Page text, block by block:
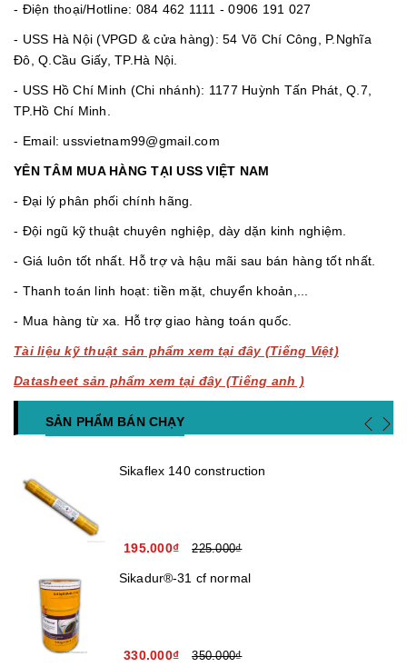
- Điện thoại/Hotline: 084 462 1111 - 0906 191 027
- USS Hà Nội (VPGD & cửa hàng): 54 Võ Chí Công, P.Nghĩa
Đô, Q.Cầu Giấy, TP.Hà Nội.
- USS Hồ Chí Minh (Chi nhánh): 1177 Huỳnh Tấn Phát, Q.7,
TP.Hồ Chí Minh.
- Email: ussvietnam99@gmail.com
YÊN TÂM MUA HÀNG TẠI USS VIỆT NAM
- Đại lý phân phối chính hãng.
- Đội ngũ kỹ thuật chuyên nghiệp, dày dặn kinh nghiệm.
- Giá luôn tốt nhất. Hỗ trợ và hậu mãi sau bán hàng tốt nhất.
- Thanh toán linh hoạt: tiền mặt, chuyển khoản,...
- Mua hàng từ xa. Hỗ trợ giao hàng toán quốc.
Tài liệu kỹ thuật sản phẩm xem tại đây (Tiếng Việt)
Datasheet sản phẩm xem tại đây (Tiếng anh )
SẢN PHẨM BÁN CHẠY
Sikaflex 140 construction
195.000₫ 225.000₫
Sikadur®-31 cf normal
330.000₫ 350.000₫